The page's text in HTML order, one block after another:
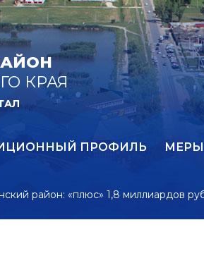
КРАЯ
ПРОФИЛЬ
район: «плюс» 1,8 миллиардов